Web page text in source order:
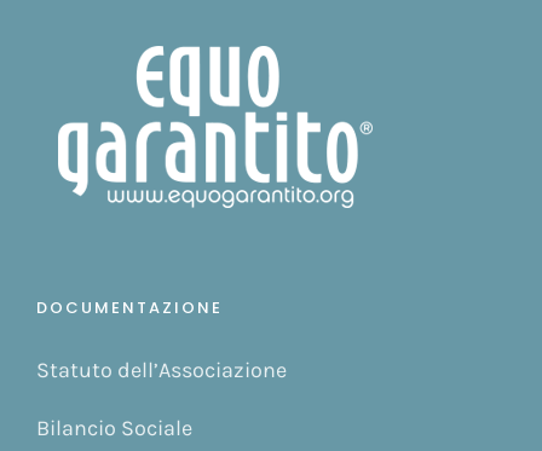
DOCUMENTAZIONE
Statuto dell’Associazione
Bilancio Sociale